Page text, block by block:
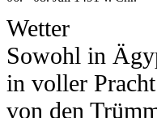
Was erwartet
heraus! Und
Wetter
Sowohl in
in voller
von den